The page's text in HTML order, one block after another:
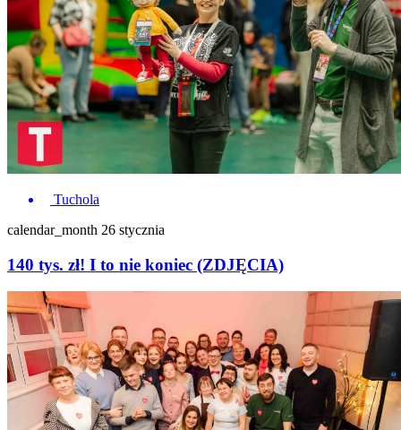
Tuchola
calendar_month 26 stycznia
140 tys. zł! I to nie koniec (ZDJĘCIA)